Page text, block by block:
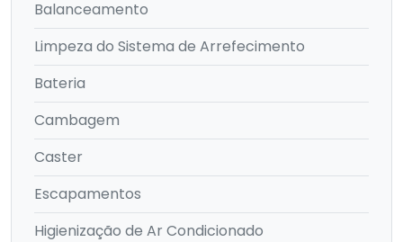
Balanceamento
Limpeza do Sistema de Arrefecimento
Bateria
Cambagem
Caster
Escapamentos
Higienização de Ar Condicionado